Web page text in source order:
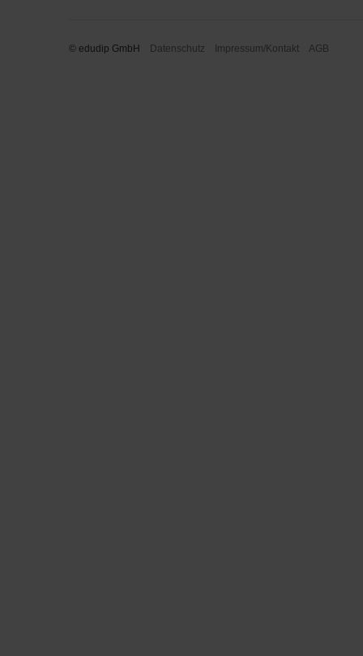
© edudip GmbH Datenschutz Impressum/Kontakt AGB